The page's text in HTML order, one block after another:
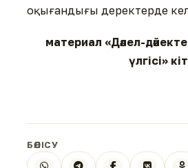
оқығандығы деректерде
материал «Дәлел-
үлгісі»
БӨЛІСУ